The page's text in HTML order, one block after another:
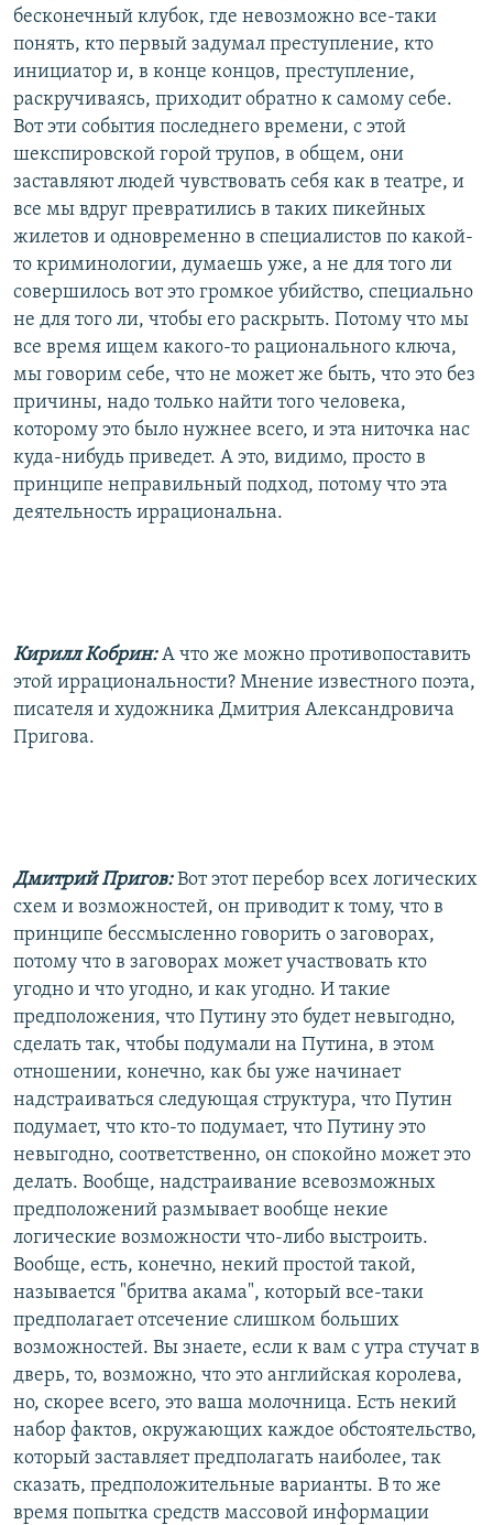
бесконечный клубок, где невозможно все-таки
понять, кто первый задумал преступление, кто
инициатор и, в конце концов, преступление,
раскручиваясь, приходит обратно к самому себе.
Вот эти события последнего времени, с этой
шекспировской горой трупов, в общем, они
заставляют людей чувствовать себя как в театре, и
все мы вдруг превратились в таких пикейных
жилетов и одновременно в специалистов по какой-
то криминологии, думаешь уже, а не для того ли
совершилось вот это громкое убийство, специально
не для того ли, чтобы его раскрыть. Потому что мы
все время ищем какого-то рационального ключа,
мы говорим себе, что не может же быть, что это без
причины, надо только найти того человека,
которому это было нужнее всего, и эта ниточка нас
куда-нибудь приведет. А это, видимо, просто в
принципе неправильный подход, потому что эта
деятельность иррациональна.
Кирилл Кобрин:А что же можно противопоставить
этой иррациональности? Мнение известного поэта,
писателя и художника Дмитрия Александровича
Пригова.
Дмитрий Пригов:Вот этот перебор всех логических
схем и возможностей, он приводит к тому, что в
принципе бессмысленно говорить о заговорах,
потому что в заговорах может участвовать кто
угодно и что угодно, и как угодно. И такие
предположения, что Путину это будет невыгодно,
сделать так, чтобы подумали на Путина, в этом
отношении, конечно, как бы уже начинает
надстраиваться следующая структура, что Путин
подумает, что кто-то подумает, что Путину это
невыгодно, соответственно, он спокойно может это
делать. Вообще, надстраивание всевозможных
предположений размывает вообще некие
логические возможности что-либо выстроить.
Вообще, есть, конечно, некий простой такой,
называется "бритва акама", который все-таки
предполагает отсечение слишком больших
возможностей. Вы знаете, если к вам с утра стучат в
дверь, то, возможно, что это английская королева,
но, скорее всего, это ваша молочница. Есть некий
набор фактов, окружающих каждое обстоятельство,
который заставляет предполагать наиболее, так
сказать, предположительные варианты. В то же
время попытка средств массовой информации